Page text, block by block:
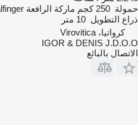
حمولة 250 كجم ماركة الرافعة
ذراع التطويل 10 متر
كرواتيا، Virovitica
IGOR & DENIS J.D.O.O
الاتصال بالبائع